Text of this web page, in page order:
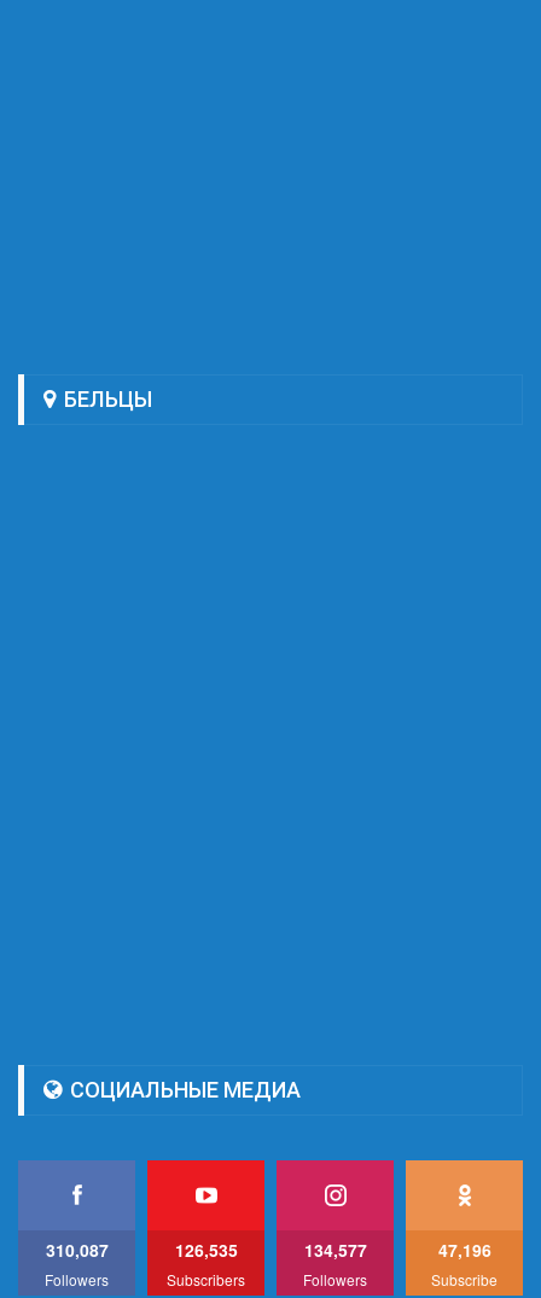
БЕЛЬЦЫ
СОЦИАЛЬНЫЕ МЕДИА
310,087
Followers
126,535
Subscribers
134,577
Followers
47,196
Subscribe